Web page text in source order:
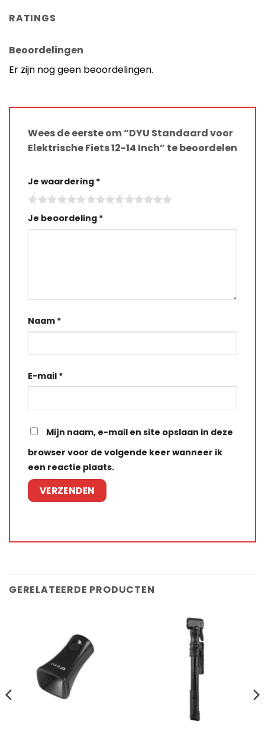
RATINGS
Beoordelingen
Er zijn nog geen beoordelingen.
Wees de eerste om “DYU Standaard voor
Elektrische Fiets 12-14 Inch” te beoordelen
Je waardering *
Je beoordeling *
Naam *
E-mail *
Mijn naam, e-mail en site opslaan in deze
browser voor de volgende keer wanneer ik
een reactie plaats.
GERELATEERDE PRODUCTEN